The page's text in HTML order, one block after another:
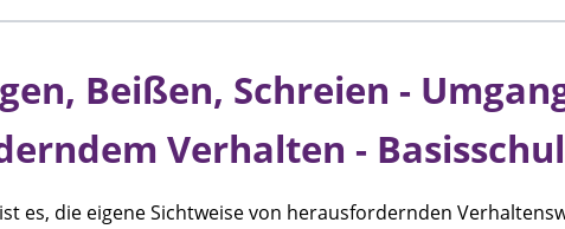
Beißen, Schreien -
Verhalten -
es, die eigene Sichtweise von herausfordernden